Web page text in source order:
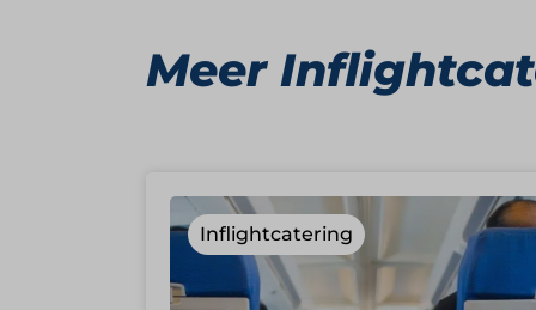
Meer
Inflightcatering